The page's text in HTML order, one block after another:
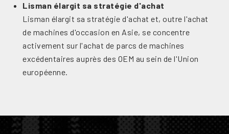
Lisman élargit sa stratégie d'achat
Lisman élargit sa stratégie d'achat et, outre l'achat
de machines d'occasion en Asie, se concentre
activement sur l'achat de parcs de machines
excédentaires auprès des OEM au sein de l'Union
européenne.